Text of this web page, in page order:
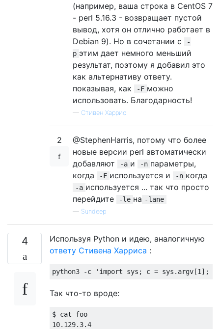
(например, ваша строка в CentOS 7
- perl 5.16.3 - возвращает пустой
вывод, хотя он отлично работает в
Debian 9). Но в сочетании с
-
p этим дает немного меньший
результат, поэтому я добавил это
как альтернативу ответу.
показывая, как
-F можно
использовать. Благодарность!
— Стивен Харрис
2
@StephenHarris, потому что более
новые версии perl автоматически
добавляют
-a и -n параметры,
когда
-F используется и -n когда
-a используется ... так что просто
перейдите
-le на -lane
— Sundeep
4
Используя Python и идею, аналогичную
ответу Стивена Харриса :
Так что-то вроде:
$ cat foo
10.129.3.4